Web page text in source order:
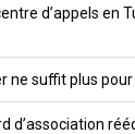
d’appels en
ne suffit plus pour
d’association